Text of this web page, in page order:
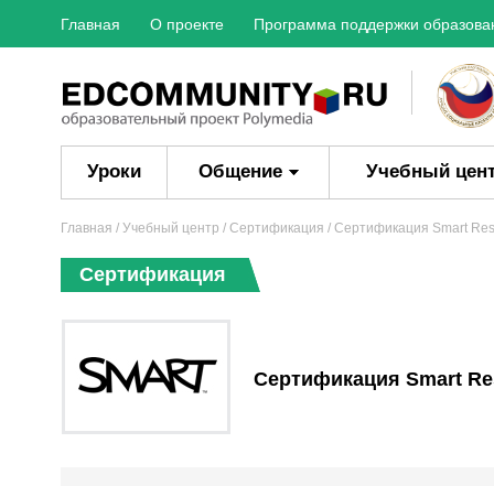
Главная О проекте Программа поддержки
Уроки Общение Учебный
Главная / Учебный центр / Сертификация / Сертификация Smart
Сертификация
Сертификация Smart